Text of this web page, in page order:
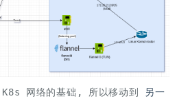
网络的基础, 所以移动到
另一